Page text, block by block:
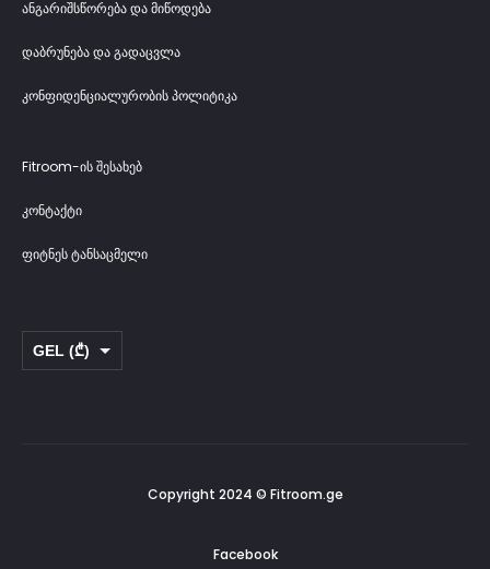
ანგარიშსწორება და მიწოდება
დაბრუნება და გადაცვლა
კონფიდენციალურობის პოლიტიკა
Fitroom-ის შესახებ
კონტაქტი
ფიტნეს ტანსაცმელი
GEL (₾)
Copyright 2024 © Fitroom.ge
Facebook